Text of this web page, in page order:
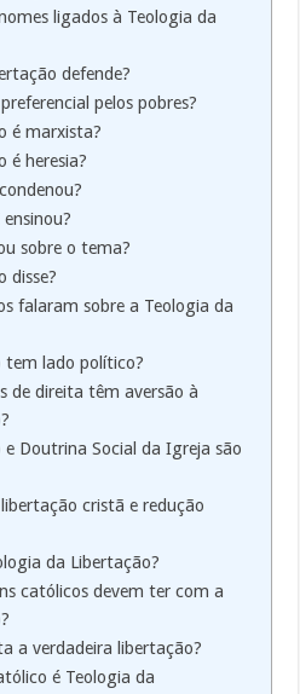
ligados à Teologia da
defende?
pelos pobres?
é marxista?
é heresia?
sobre o tema?
disse?
falaram sobre a Teologia da
tem lado político?
de direita têm aversão à
Doutrina Social da Igreja são
cristã e redução
da Libertação?
católicos devem ter com a
a verdadeira libertação?
é Teologia da